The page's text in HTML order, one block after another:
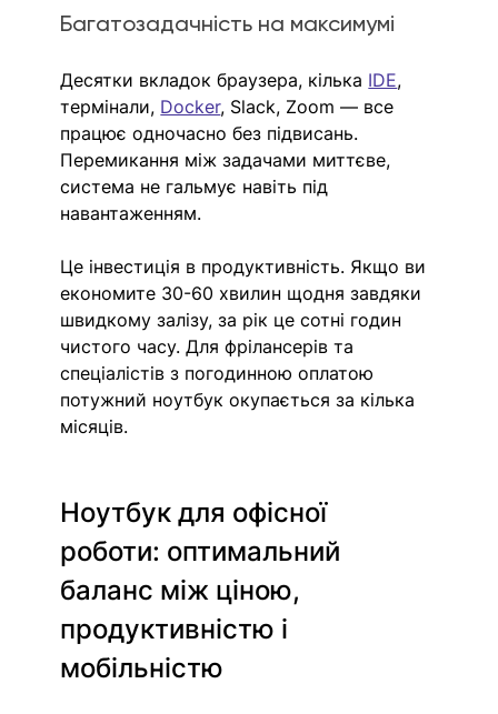
Багатозадачність на максимумі
Десятки вкладок браузера, кілька IDE,
термінали, Docker, Slack, Zoom — все
працює одночасно без підвисань.
Перемикання між задачами миттєве,
система не гальмує навіть під
навантаженням.
Це інвестиція в продуктивність. Якщо ви
економите 30-60 хвилин щодня завдяки
швидкому залізу, за рік це сотні годин
чистого часу. Для фрілансерів та
спеціалістів з погодинною оплатою
потужний ноутбук окупається за кілька
місяців.
Ноутбук для офісної
роботи: оптимальний
баланс між ціною,
продуктивністю і
мобільністю